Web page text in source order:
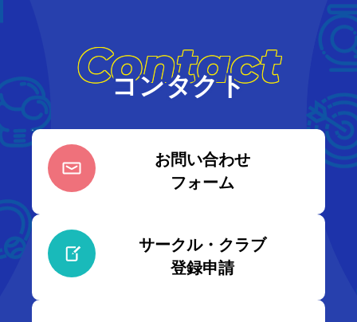
Contact
コンタクト
お問い合わせ
フォーム
サークル・クラブ
登録申請